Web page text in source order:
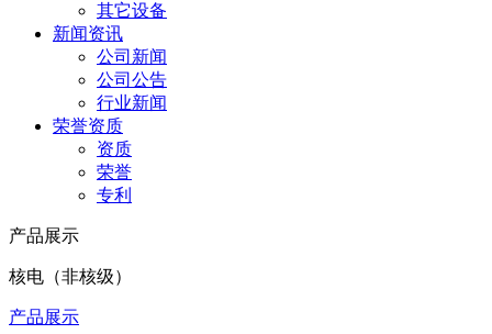
其它设备
新闻资讯
公司新闻
公司公告
行业新闻
荣誉资质
资质
荣誉
专利
产品展示
核电（非核级）
产品展示